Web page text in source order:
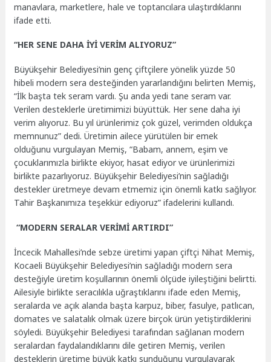
manavlara, marketlere, hale ve toptancılara ulaştırdıklarını
ifade etti.
“HER SENE DAHA İYİ VERİM ALIYORUZ”
Büyükşehir Belediyesi’nin genç çiftçilere yönelik yüzde 50
hibeli modern sera desteğinden yararlandığını belirten Memiş,
“İlk başta tek seram vardı. Şu anda yedi tane seram var.
Verilen desteklerle üretimimizi büyüttük. Her sene daha iyi
verim alıyoruz. Bu yıl ürünlerimiz çok güzel, verimden oldukça
memnunuz” dedi. Üretimin ailece yürütülen bir emek
olduğunu vurgulayan Memiş, “Babam, annem, eşim ve
çocuklarımızla birlikte ekiyor, hasat ediyor ve ürünlerimizi
birlikte pazarlıyoruz. Büyükşehir Belediyesi’nin sağladığı
destekler üretmeye devam etmemiz için önemli katkı sağlıyor.
Tahir Başkanımıza teşekkür ediyoruz” ifadelerini kullandı.
“MODERN SERALAR VERİMİ ARTIRDI”
İncecik Mahallesi’nde sebze üretimi yapan çiftçi Nihat Memiş,
Kocaeli Büyükşehir Belediyesi’nin sağladığı modern sera
desteğiyle üretim koşullarının önemli ölçüde iyileştiğini belirtti.
Ailesiyle birlikte seracılıkla uğraştıklarını ifade eden Memiş,
seralarda ve açık alanda başta karpuz, biber, fasulye, patlıcan,
domates ve salatalık olmak üzere birçok ürün yetiştirdiklerini
söyledi. Büyükşehir Belediyesi tarafından sağlanan modern
seralardan faydalandıklarını dile getiren Memiş, verilen
desteklerin üretime büyük katkı sunduğunu vurgulayarak